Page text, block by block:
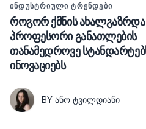
ᲘᲜᲓᲣᲡᲢᲠᲘᲣᲚᲘ ᲢᲠᲔᲜᲓᲔᲑᲘ
როგორ ქმნის ახალგაზრდა
პროფესორი განათლების
თანამედროვე
ინოვაციებს
BY ᲐᲜᲝ ᲢᲕᲘᲚᲓᲘᲐᲜᲘ